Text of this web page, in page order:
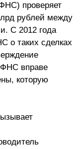
проверяет
рублей между
С 2012 года
о таких сделках
ФНС вправе
которую